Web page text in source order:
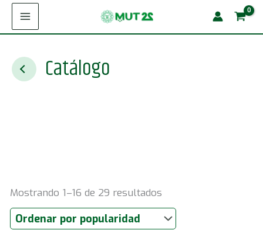
Catálogo
Mostrando 1–16 de 29 resultados
popularidad